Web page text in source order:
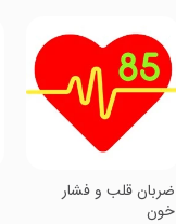
ضربان قلب و فشار
خون